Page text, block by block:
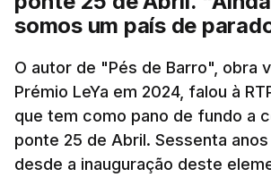
somos um país de
O autor de "Pés de Barro", obra
Prémio LeYa em 2024, falou à
que tem como pano de fundo a
ponte 25 de Abril. Sessenta
desde a inauguração deste